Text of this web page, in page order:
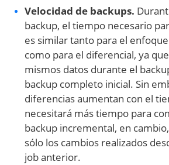
Velocidad de backups.
backup, el tiempo necesario
es similar tanto para el
como para el diferencial, ya
mismos datos durante el
backup completo inicial. Sin
diferencias aumentan con el
necesitará más tiempo para
backup incremental, en
sólo los cambios realizados
job anterior.